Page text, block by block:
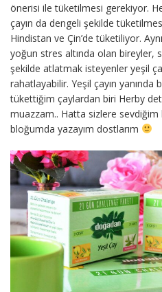
önerisi ile tüketilmesi gerekiyor.
çayın da dengeli şekilde
Hindistan ve Çin’de tüketiliyor.
yoğun stres altında olan bireyler,
şekilde atlatmak isteyenler yeşil
rahatlayabilir. Yeşil çayın
tükettiğim çaylardan biri Herby
muazzam.. Hatta sizlere sevdiğim
bloğumda yazayım dostlarım